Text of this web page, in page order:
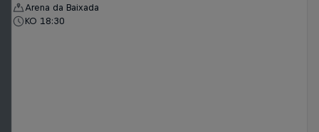
Arena da Baixada
KO 18:30